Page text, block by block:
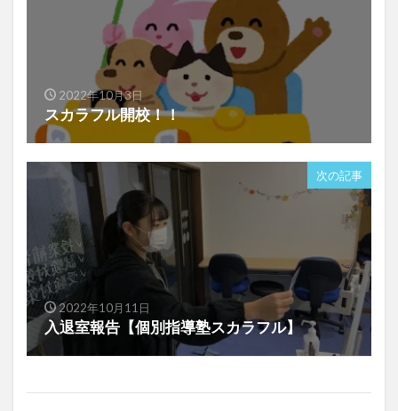
2022年10月3日
スカラフル開校！！
次の記事
2022年10月11日
入退室報告【個別指導塾スカラフル】